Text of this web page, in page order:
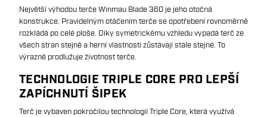
Největší výhodou terče Winmau Blade 360 je jeho otočná
konstrukce. Pravidelným otáčením terče se opotřebení rovnoměrně
rozkládá po celé ploše. Díky symetrickému vzhledu vypadá terč ze
všech stran stejně a herní vlastnosti zůstávají stále stejné. To
výrazně prodlužuje životnost terče.
TECHNOLOGIE TRIPLE CORE PRO LEPŠÍ
ZAPÍCHNUTÍ ŠIPEK
Terč je vybaven pokročilou technologií Triple Core, která využívá